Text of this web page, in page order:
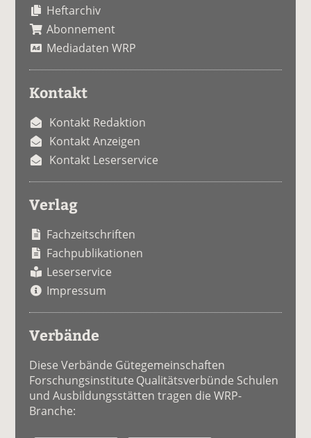
Heftarchiv
Abonnement
Mediadaten WRP
Kontakt
Kontakt Redaktion
Kontakt Anzeigen
Kontakt Leserservice
Verlag
Fachzeitschriften
Fachpublikationen
Leserservice
Impressum
Verbände
Diese Verbände Gütegemeinschaften
Forschungsinstitute Qualitätsverbünde Schulen
und Ausbildungsstätten tragen die WRP-
Branche: